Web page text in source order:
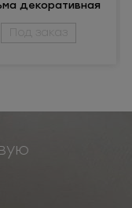
декоративная
с бахромой
Под заказ